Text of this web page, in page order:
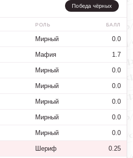
Победа чёрных
РОЛЬ БАЛЛ
Мирный 0.0
Мафия 1.7
Мирный 0.0
Мирный 0.0
Мирный 0.0
Мирный 0.0
Мирный 0.0
Шериф 0.25